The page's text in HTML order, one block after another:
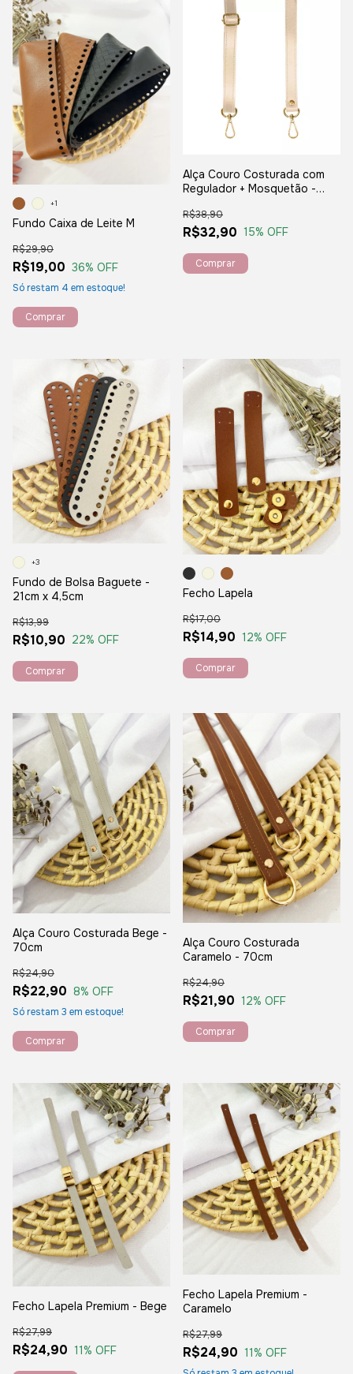
Fundo Caixa de Leite M
R$19,00
R$29,90
36% OFF
Só restam 4 em estoque!
+1
Comprar
Alça Couro Costurada com
Regulador + Mosquetão -
R$32,90
R$38,90
15% OFF
Fundo de Bolsa Baguete -
21cm x 4,5cm
R$10,90
R$13,99
22% OFF
+3
Comprar
Fecho Lapela
R$14,90
R$17,00
12% OFF
Comprar
Alça Couro Costurada Bege -
70cm
R$22,90
R$24,90
8% OFF
Só restam 3 em estoque!
Alça Couro Costurada
Caramelo - 70cm
R$21,90
R$24,90
12% OFF
Fecho Lapela Premium - Bege
R$24,90
R$27,99
11% OFF
Fecho Lapela Premium -
Caramelo
R$24,90
R$27,99
11% OFF